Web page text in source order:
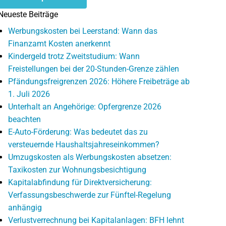
Beiträge
Werbungskosten bei Leerstand: Wann das
Finanzamt Kosten anerkennt
Kindergeld trotz Zweitstudium: Wann
Freistellungen bei der 20-Stunden-Grenze zählen
Pfändungsfreigrenzen 2026: Höhere Freibeträge ab
1. Juli 2026
Unterhalt an Angehörige: Opfergrenze 2026
beachten
E-Auto-Förderung: Was bedeutet das zu
versteuernde Haushaltsjahreseinkommen?
Umzugskosten als Werbungskosten absetzen:
Taxikosten zur Wohnungsbesichtigung
Kapitalabfindung für Direktversicherung:
Verfassungsbeschwerde zur Fünftel-Regelung
anhängig
Verlustverrechnung bei Kapitalanlagen: BFH lehnt